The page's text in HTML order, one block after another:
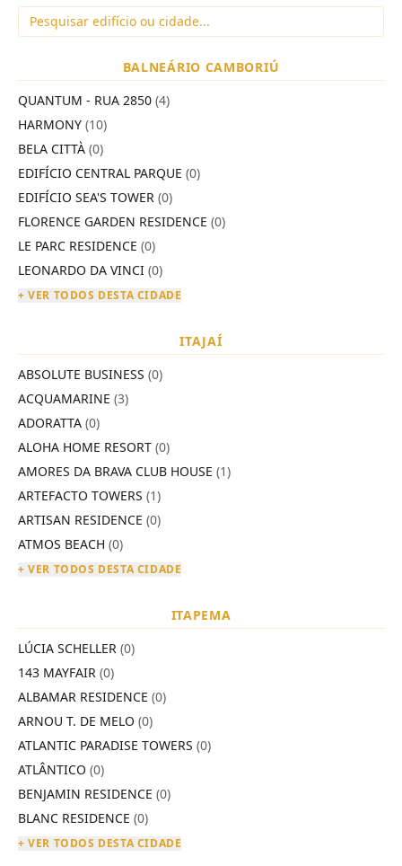
BALNEÁRIO CAMBORIÚ
QUANTUM - RUA 2850 (4)
HARMONY (10)
BELA CITTÀ (0)
EDIFÍCIO CENTRAL PARQUE (0)
EDIFÍCIO SEA'S TOWER (0)
FLORENCE GARDEN RESIDENCE (0)
LE PARC RESIDENCE (0)
LEONARDO DA VINCI (0)
+ VER TODOS DESTA CIDADE
ITAJAÍ
ABSOLUTE BUSINESS (0)
ACQUAMARINE (3)
ADORATTA (0)
ALOHA HOME RESORT (0)
AMORES DA BRAVA CLUB HOUSE (1)
ARTEFACTO TOWERS (1)
ARTISAN RESIDENCE (0)
ATMOS BEACH (0)
+ VER TODOS DESTA CIDADE
ITAPEMA
LÚCIA SCHELLER (0)
143 MAYFAIR (0)
ALBAMAR RESIDENCE (0)
ARNOU T. DE MELO (0)
ATLANTIC PARADISE TOWERS (0)
ATLÂNTICO (0)
BENJAMIN RESIDENCE (0)
BLANC RESIDENCE (0)
+ VER TODOS DESTA CIDADE